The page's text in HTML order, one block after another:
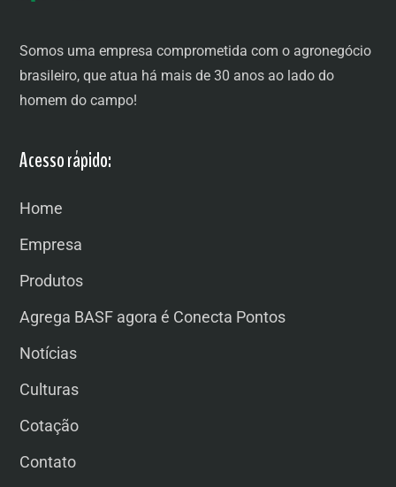
Somos uma empresa comprometida com o agronegócio
brasileiro, que atua há mais de 30 anos ao lado do
homem do campo!
Acesso rápido:
Home
Empresa
Produtos
Agrega BASF agora é Conecta Pontos
Notícias
Culturas
Cotação
Contato